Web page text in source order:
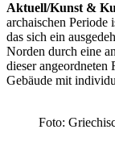
Aktuell/Kunst &
archaischen Periode
das sich ein
Norden durch eine
dieser angeordneten
Gebäude mit
Foto: